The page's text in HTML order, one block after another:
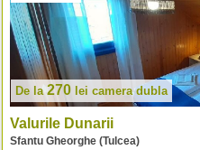
De la 270 lei camera dubla
Valurile Dunarii
Sfantu Gheorghe (Tulcea)